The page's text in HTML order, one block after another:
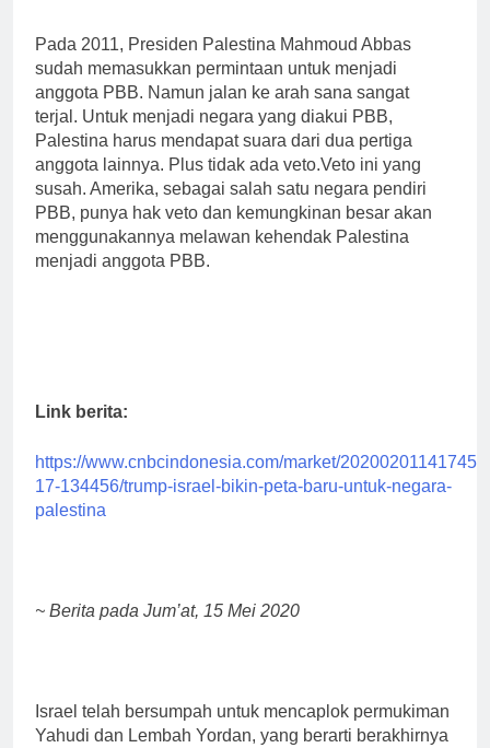
Pada 2011, Presiden Palestina Mahmoud Abbas
sudah memasukkan permintaan untuk menjadi
anggota PBB. Namun jalan ke arah sana sangat
terjal. Untuk menjadi negara yang diakui PBB,
Palestina harus mendapat suara dari dua pertiga
anggota lainnya. Plus tidak ada veto.Veto ini yang
susah. Amerika, sebagai salah satu negara pendiri
PBB, punya hak veto dan kemungkinan besar akan
menggunakannya melawan kehendak Palestina
menjadi anggota PBB.
Link berita:
https://www.cnbcindonesia.com/market/20200201141745-
17-134456/trump-israel-bikin-peta-baru-untuk-negara-
palestina
~ Berita pada Jum’at, 15 Mei 2020
Israel telah bersumpah untuk mencaplok permukiman
Yahudi dan Lembah Yordan, yang berarti berakhirnya